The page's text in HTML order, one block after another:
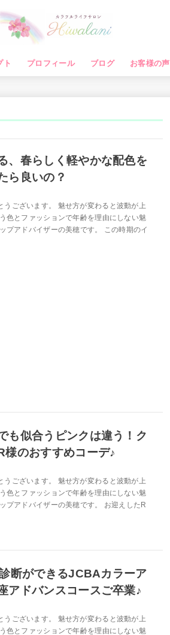
ト プロフィール ブログ お客様の声
、春らしく軽やかな配色を
ら良いの？
ございます。 魅せ方が変わると波動が上
色とファッションで年齢を理由にしない魅
プアドバイザーの美穂です。 この時期のイ
も似合うピンクは違う！ク
様のおすすめコーデ♪
ございます。 魅せ方が変わると波動が上
色とファッションで年齢を理由にしない魅
プアドバイザーの美穂です。 お迎えしたR
断ができるJCBAカラーア
アドバンスコースご卒業♪
ございます。 魅せ方が変わると波動が上
色とファッションで年齢を理由にしない魅